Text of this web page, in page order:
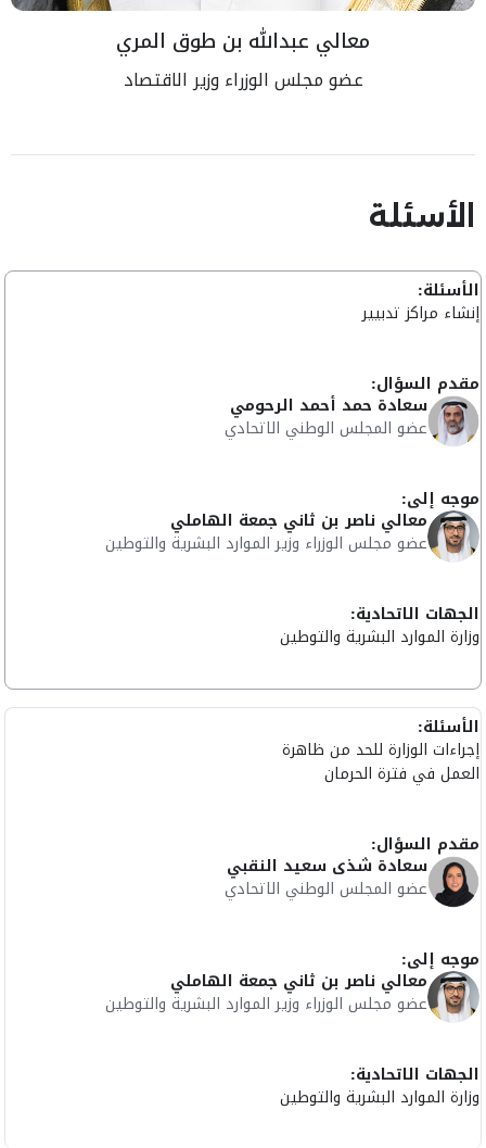
معالي عبدالله بن طوق المري
عضو مجلس الوزراء وزير الاقتصاد
الأسئلة
الأسئلة:
إنشاء مراكز تدبيير
مقدم السؤال:
سعادة حمد أحمد الرحومي
عضو المجلس الوطني الاتحادي
موجه إلى:
معالي ناصر بن ثاني جمعة الهاملي
عضو مجلس الوزراء وزير الموارد البشرية والتوطين
الجهات الاتحادية:
وزارة الموارد البشرية والتوطين
الأسئلة:
إجراءات الوزارة للحد من ظاهرة
العمل في فترة الحرمان
مقدم السؤال:
سعادة شذى سعيد النقبي
عضو المجلس الوطني الاتحادي
موجه إلى:
معالي ناصر بن ثاني جمعة الهاملي
عضو مجلس الوزراء وزير الموارد البشرية والتوطين
الجهات الاتحادية:
وزارة الموارد البشرية والتوطين